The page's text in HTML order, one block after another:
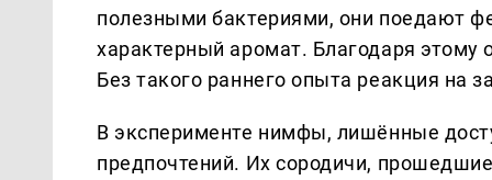
полезными бактериями, они поедают
характерный аромат. Благодаря
Без такого раннего опыта реакция на
В эксперименте нимфы, лишённые
предпочтений. Их сородичи,